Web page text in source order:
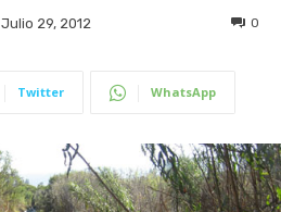
Julio 29, 2012 0
Twitter WhatsApp